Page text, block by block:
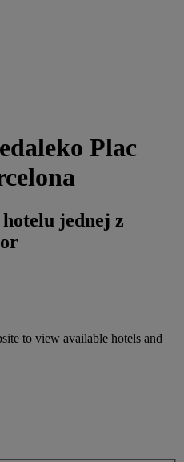
Plac
jednej z
to view available hotels and